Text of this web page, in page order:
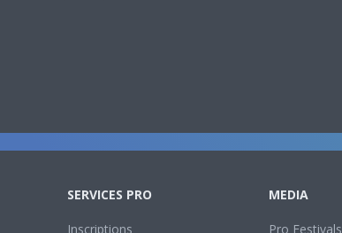
SERVICES PRO
Inscriptions
MEDIA
Pro Festivals